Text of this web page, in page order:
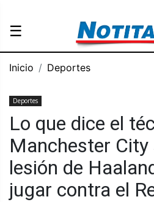
☰
Inicio Deportes
Deportes
Lo que dice el
Manchester City
lesión de
jugar contra el